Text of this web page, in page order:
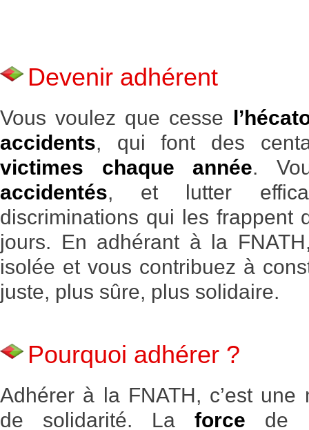
Devenir adhérent
Vous voulez que cesse
accidents, qui font des
victimes chaque année.
accidentés, et lutter
discriminations qui les frappent
jours. En adhérant à la
isolée et vous contribuez à
juste, plus sûre, plus solidaire.
Pourquoi adhérer ?
Adhérer à la FNATH, c’est une
de solidarité. La force de